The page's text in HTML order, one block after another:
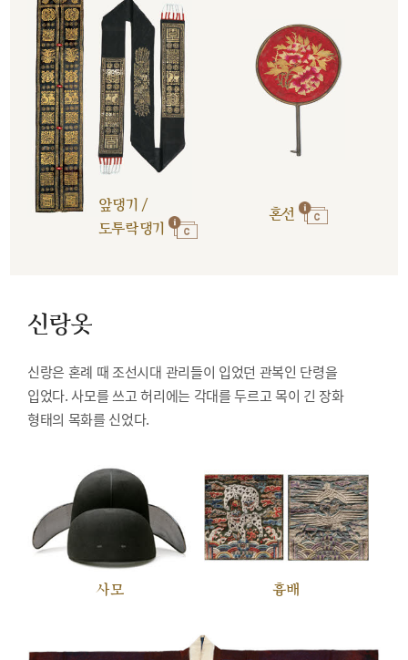
앞댕기 /
도투락댕기
혼선
신랑옷
신랑은 혼례 때 조선시대 관리들이 입었던 관복인 단령을
입었다. 사모를 쓰고 허리에는 각대를 두르고 목이 긴 장화
형태의 목화를 신었다.
사모 흉배